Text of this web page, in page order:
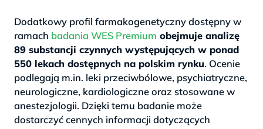
Dodatkowy profil farmakogenetyczny dostępny w
ramach badania WES Premium obejmuje analizę
89 substancji czynnych występujących w ponad
550 lekach dostępnych na polskim rynku. Ocenie
podlegają m.in. leki przeciwbólowe, psychiatryczne,
neurologiczne, kardiologiczne oraz stosowane w
anestezjologii. Dzięki temu badanie może
dostarczyć cennych informacji dotyczących